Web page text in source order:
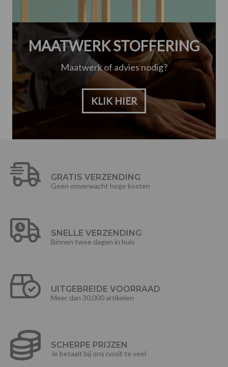
MAATWERK STOFFERING
Maatwerk of advies nodig?
KLIK HIER
GRATIS VERZENDING
Geen onverwacht hoge kosten
SNELLE VERZENDING
Binnen twee dagen in huis
UITGEBREIDE VOORRAAD
Meer dan 30.000 artikelen
SCHERPE PRIJZEN
Je betaalt bij ons nooit te veel